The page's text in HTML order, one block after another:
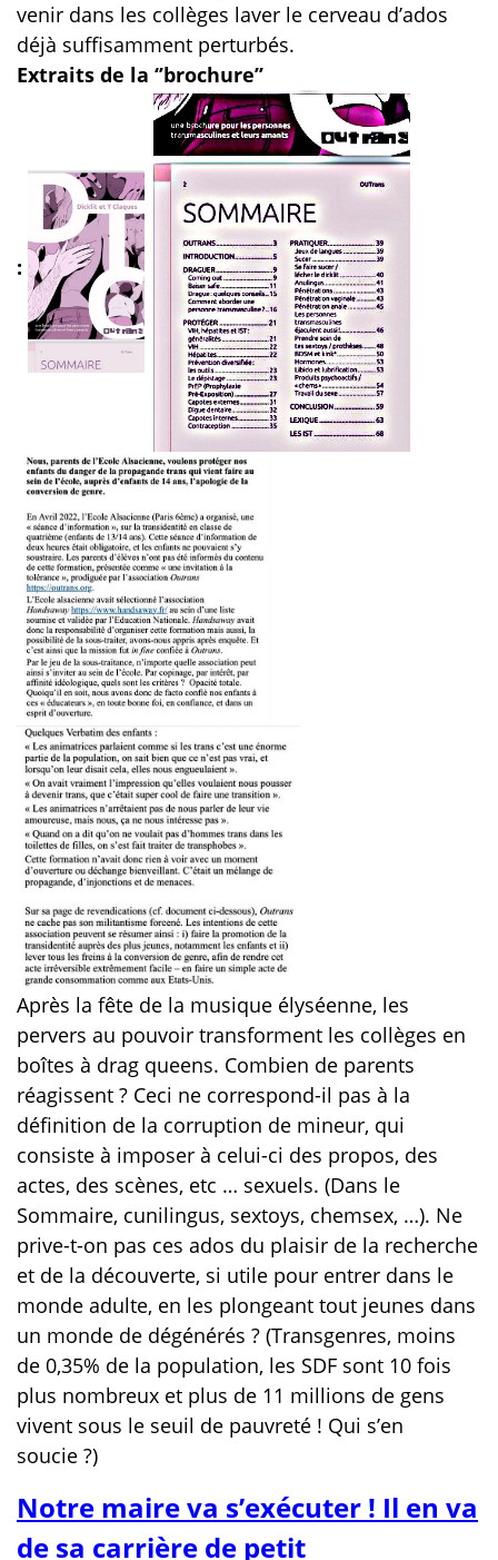
venir dans les collèges laver le cerveau d’ados
déjà suffisamment perturbés.
Extraits de la ‘’brochure’’
:
Après la fête de la musique élyséenne, les
pervers au pouvoir transforment les collèges en
boîtes à drag queens. Combien de parents
réagissent ? Ceci ne correspond-il pas à la
définition de la corruption de mineur, qui
consiste à imposer à celui-ci des propos, des
actes, des scènes, etc … sexuels. (Dans le
Sommaire, cunilingus, sextoys, chemsex, …). Ne
prive-t-on pas ces ados du plaisir de la recherche
et de la découverte, si utile pour entrer dans le
monde adulte, en les plongeant tout jeunes dans
un monde de dégénérés ? (Transgenres, moins
de 0,35% de la population, les SDF sont 10 fois
plus nombreux et plus de 11 millions de gens
vivent sous le seuil de pauvreté ! Qui s’en
soucie ?)
Notre maire va s’exécuter ! Il en va
de sa carrière de petit